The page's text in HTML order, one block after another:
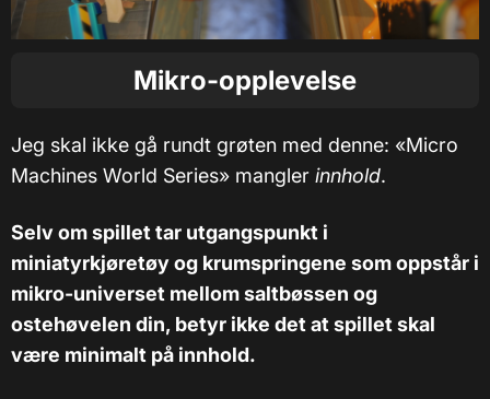
Mikro-opplevelse
Jeg skal ikke gå rundt grøten med denne: «Micro
Machines World Series» mangler innhold.
Selv om spillet tar utgangspunkt i
miniatyrkjøretøy og krumspringene som oppstår i
mikro-universet mellom saltbøssen og
ostehøvelen din, betyr ikke det at spillet skal
være minimalt på innhold.